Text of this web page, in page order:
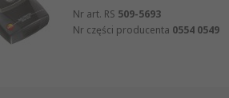
Nr art. RS 509-5693
Nr części producenta 0554 0549